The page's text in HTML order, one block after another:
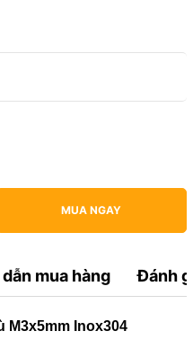
MUA NGAY
mua hàng Đánh
M3x5mm Inox304